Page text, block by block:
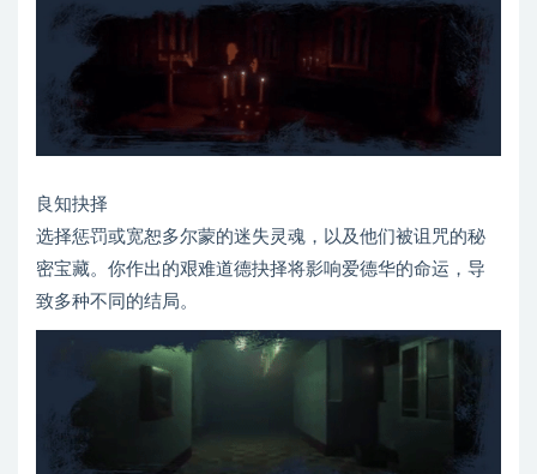
良知抉择
选择惩罚或宽恕多尔蒙的迷失灵魂，以及他们被诅咒的秘
密宝藏。你作出的艰难道德抉择将影响爱德华的命运，导
致多种不同的结局。